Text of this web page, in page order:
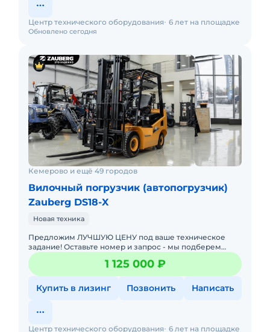
Обновлено сегодня
Центр технического оборудования 6 лет на площадке
Кемерово и ещё 49 городов
Вилочный погрузчик (автопогрузчик)
Zauberg DS18-X
Новая техника
Предложим ЛУЧШУЮ ЦЕНУ под ваше техническое
задание! Оставьте номер и запрос - мы подберем
модель со СКИДКОЙ. В наличии на складах новые
вилочные погрузчики1 125 000 ₽
Купить в лизинг Позвонить Написать
Центр технического оборудования 6 лет на площадке